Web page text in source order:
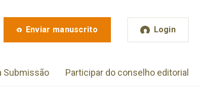
Enviar manuscrito Login
Submissão Participar do conselho editorial